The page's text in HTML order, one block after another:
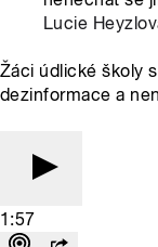
Lucie
Žáci údlické školy
dezinformace a
1:57